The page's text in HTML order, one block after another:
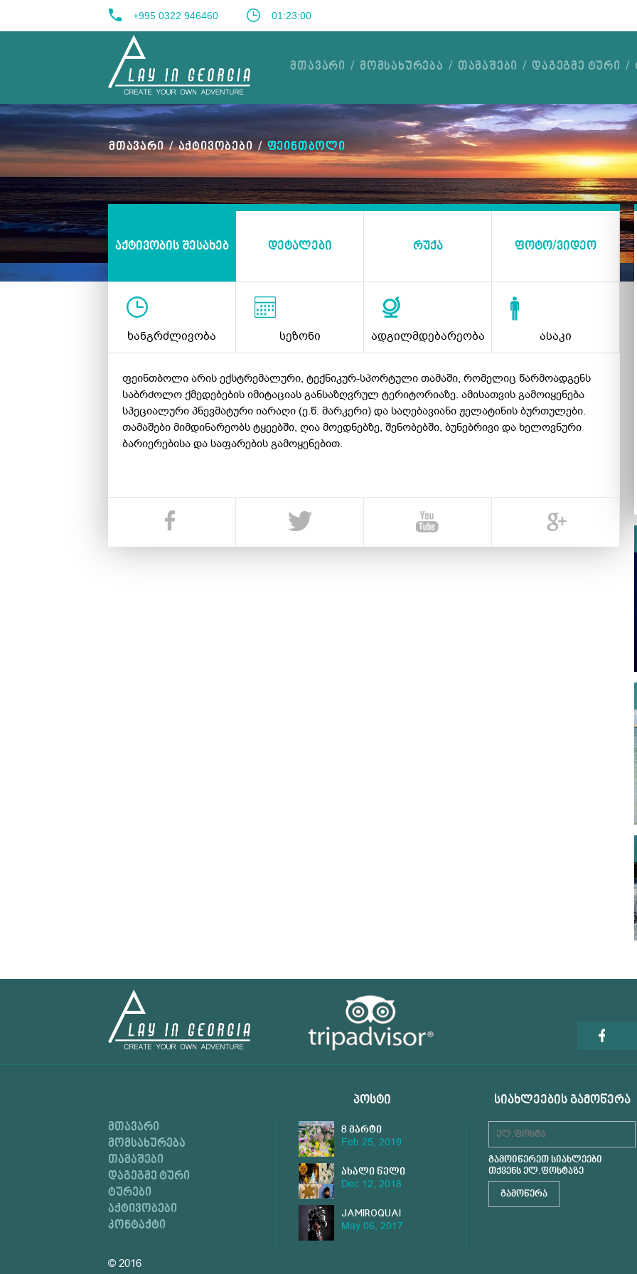
+995 0322 946460 01:23:01
ᲛᲗᲐᲕᲐᲠᲘ ᲛᲝᲛᲡᲐᲮᲣᲠᲔᲑᲐ ᲗᲐᲛᲐᲨᲔᲑᲘ ᲓᲐᲒᲔᲒᲛᲔ ᲢᲣᲠᲘ
ᲛᲗᲐᲕᲐᲠᲘ ᲐᲥᲢᲘᲕᲝᲑᲔᲑᲘ ᲤᲔᲘᲜᲗᲑᲝᲚᲘ
ᲐᲥᲢᲘᲕᲝᲑᲘᲡ ᲨᲔᲡᲐᲮᲔᲑ ᲓᲔᲢᲐᲚᲔᲑᲘ ᲠᲣᲥᲐ ᲤᲝᲢᲝ/ᲕᲘᲓᲔᲝ
ხანგრძლივობა სეზონი ადგილმდებარეობა ასაკი
ფეინთბოლი არის ექსტრემალური, ტექნიკურ-სპორტული თამაში, რომელიც წარმოადგენს
საბრძოლო ქმედებების იმიტაციას განსაზღვრულ ტერიტორიაზე. ამისათვის გამოიყენება
სპეციალური პნევმატური იარაღი (ე.წ. მარკერი) და საღებავიანი ჟელატინის ბურთულები.
თამაშები მიმდინარეობს ტყეებში, ღია მოედნებზე, შენობებში, ბუნებრივი და ხელოვნური
ბარიერებისა და საფარების გამოყენებით.
ᲛᲗᲐᲕᲐᲠᲘ
ᲛᲝᲛᲡᲐᲮᲣᲠᲔᲑᲐ
ᲗᲐᲛᲐᲨᲔᲑᲘ
ᲓᲐᲒᲔᲒᲛᲔ ᲢᲣᲠᲘ
ᲢᲣᲠᲔᲑᲘ
ᲐᲥᲢᲘᲕᲝᲑᲔᲑᲘ
ᲙᲝᲜᲢᲐᲥᲢᲘ
ᲞᲝᲡᲢᲘ
8 მარტი
საქართველოში
Feb 25, 2019
ახალი წელი
საქართველოში
Dec 12, 2018
JAMIROQUAI
საქართველოში
May 06, 2017
ᲡᲘᲐᲮᲚᲔᲔᲑᲘᲡ ᲒᲐᲛᲝᲬᲔᲠᲐ
გამოიწერეთ სიახლეები
თქვენს ელ.ფოსტაზე
© 2016